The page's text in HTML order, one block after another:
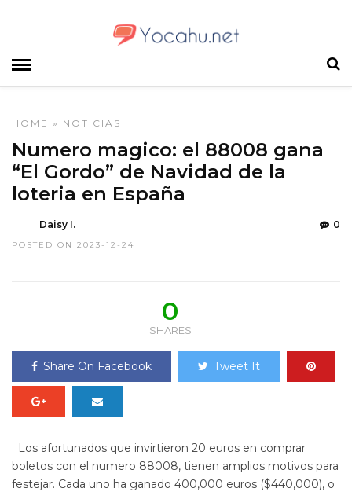
HOME » NOTICIAS
Numero magico: el 88008 gana
“El Gordo” de Navidad de la
loteria en España
Daisy I.
POSTED ON 2023-12-24
0
0
SHARES
Share On Facebook Tweet It
Los afortunados que invirtieron 20 euros en comprar
boletos con el numero 88008, tienen amplios motivos para
festejar. Cada uno ha ganado 400,000 euros ($440,000), o